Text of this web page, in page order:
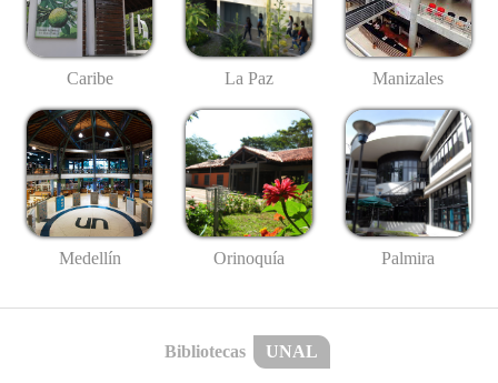
Caribe La Paz Manizales
Medellín Orinoquía Palmira
Bibliotecas UNAL